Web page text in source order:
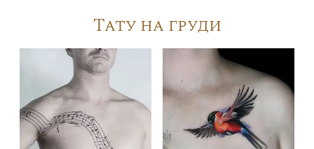
Тату на груди